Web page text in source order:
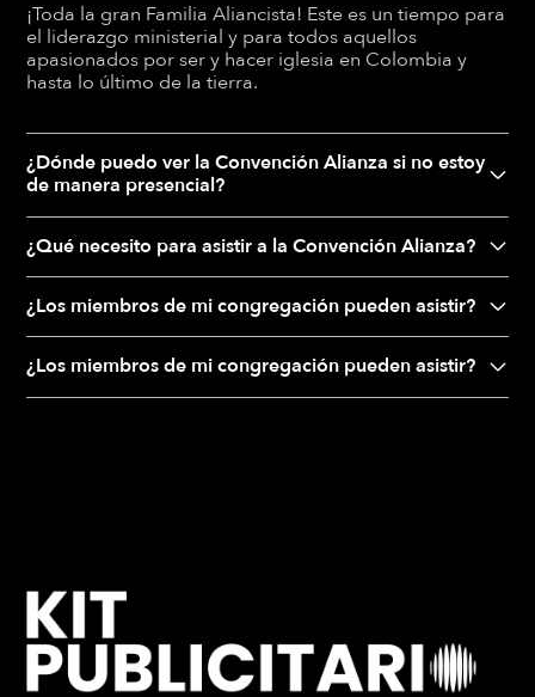
¡Toda la gran Familia Aliancista! Este es un tiempo para
el liderazgo ministerial y para todos aquellos
apasionados por ser y hacer iglesia en Colombia y
hasta lo último de la tierra.
¿Dónde puedo ver la Convención Alianza si no estoy
de manera presencial?
¿Qué necesito para asistir a la Convención Alianza?
¿Los miembros de mi congregación pueden asistir?
¿Los miembros de mi congregación pueden asistir?